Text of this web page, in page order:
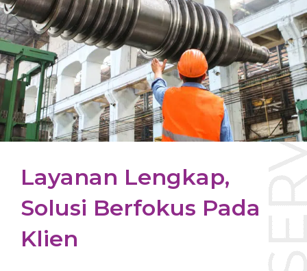
Layanan Lengkap,
Solusi Berfokus Pada
Klien